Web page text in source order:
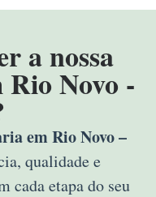
a nossa
Novo -
em Rio Novo –
qualidade e
cada etapa do seu